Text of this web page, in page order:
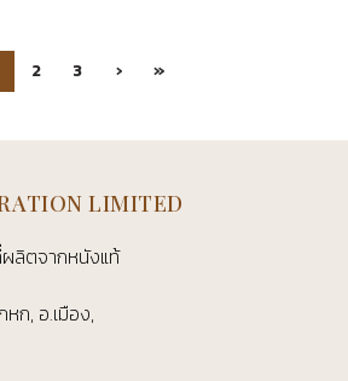
2 3 › »
LIMITED
ผลิตจากหนังแท้
หก, อ.เมือง,